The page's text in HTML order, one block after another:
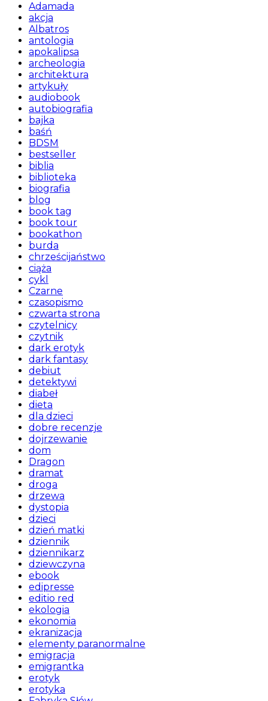
Adamada
akcja
Albatros
antologia
apokalipsa
archeologia
architektura
artykuły
audiobook
autobiografia
bajka
baśń
BDSM
bestseller
biblia
biblioteka
biografia
blog
book tag
book tour
bookathon
burda
chrześcijaństwo
ciąża
cykl
Czarne
czasopismo
czwarta strona
czytelnicy
czytnik
dark erotyk
dark fantasy
debiut
detektywi
diabeł
dieta
dla dzieci
dobre recenzje
dojrzewanie
dom
Dragon
dramat
droga
drzewa
dystopia
dzieci
dzień matki
dziennik
dziennikarz
dziewczyna
ebook
edipresse
editio red
ekologia
ekonomia
ekranizacja
elementy paranormalne
emigracja
emigrantka
erotyk
erotyka